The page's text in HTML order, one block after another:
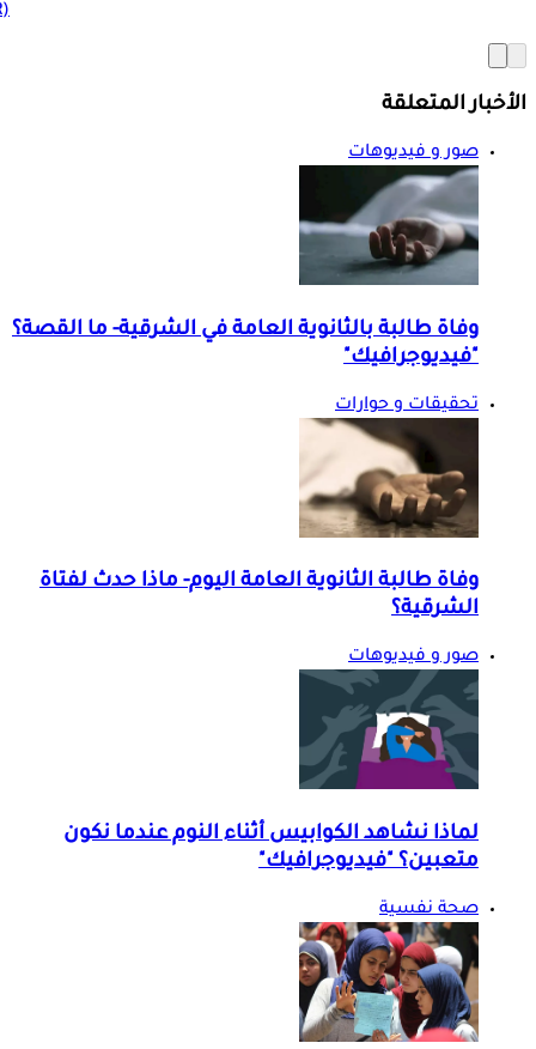
(BMR)
الأخبار المتعلقة
صور و فيديوهات
وفاة طالبة بالثانوية العامة في الشرقية- ما القصة؟
"فيديوجرافيك"
تحقيقات و حوارات
وفاة طالبة الثانوية العامة اليوم- ماذا حدث لفتاة
الشرقية؟
صور و فيديوهات
لماذا نشاهد الكوابيس أثناء النوم عندما نكون
متعبين؟ "فيديوجرافيك"
صحة نفسية